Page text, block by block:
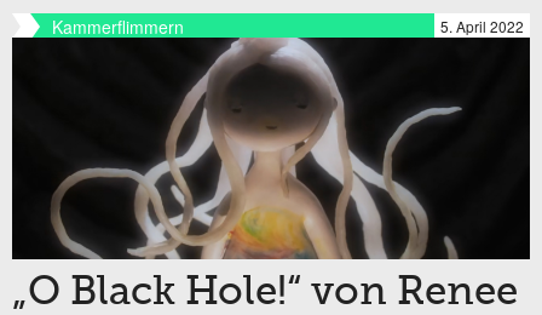
Kammerflimmern 5. April 2022
„O Black Hole!“ von Renee